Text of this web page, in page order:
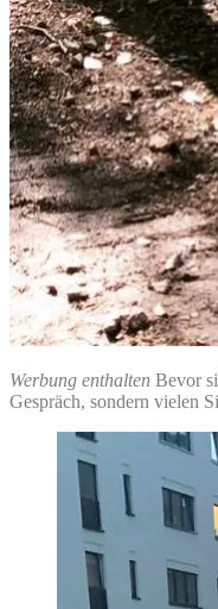
Werbung enthalten Bevor
Gespräch, sondern vielen